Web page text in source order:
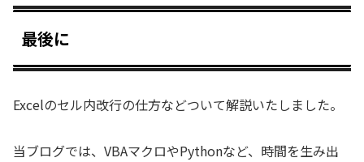
最後に
Excelのセル内改行の仕方などついて解説いたしました。
当ブログでは、VBAマクロやPythonなど、時間を生み出